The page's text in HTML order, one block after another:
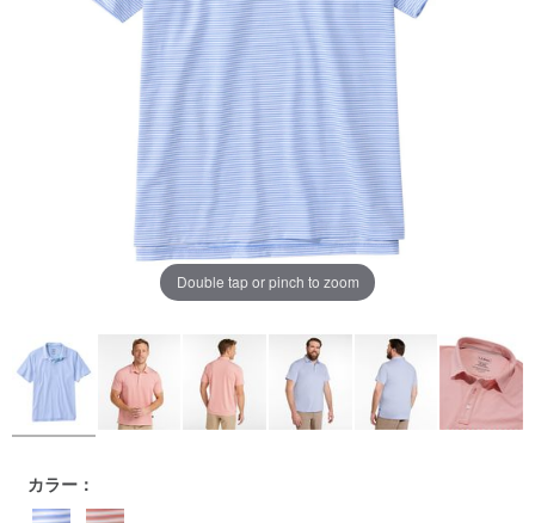
Double tap or pinch to zoom
https://www.llbean.co.jp/mens/tops/poloshirts/g/
カラー：